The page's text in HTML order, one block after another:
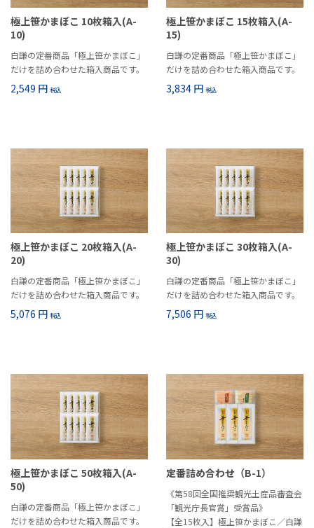
極上笹かまぼこ 10枚箱入(A-
10)
白謙の定番商品「極上笹かまぼこ」
だけを詰め合わせた箱入商品です。
2,549 円 税込
極上笹かまぼこ 15枚箱入(A-
15)
白謙の定番商品「極上笹かまぼこ」
だけを詰め合わせた箱入商品です。
3,834 円 税込
極上笹かまぼこ 20枚箱入(A-
20)
白謙の定番商品「極上笹かまぼこ」
だけを詰め合わせた箱入商品です。
5,076 円 税込
極上笹かまぼこ 30枚箱入(A-
30)
白謙の定番商品「極上笹かまぼこ」
だけを詰め合わせた箱入商品です。
7,506 円 税込
極上笹かまぼこ 50枚箱入(A-
50)
白謙の定番商品「極上笹かまぼこ」
だけを詰め合わせた箱入商品です。
定番詰め合わせ（B-1）
《第58回全国推奨観光土産品審査会
「観光庁長官賞」受賞品》
【全15枚入】極上笹かまぼこ／白謙